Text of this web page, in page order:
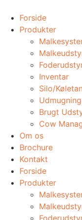
indhold
Forside
Produkter
Inventar
Silo/
Udmugning
​Brugt
Cow
Om os
Brochure
Kontakt
Forside
Produkter